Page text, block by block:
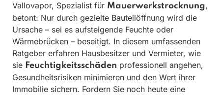
Vallovapor, Spezialist für Mauerwerkstrocknung,
betont: Nur durch gezielte Bauteilöffnung wird die
Ursache – sei es aufsteigende Feuchte oder
Wärmebrücken – beseitigt. In diesem umfassenden
Ratgeber erfahren Hausbesitzer und Vermieter, wie
sie Feuchtigkeitsschäden professionell angehen,
Gesundheitsrisiken minimieren und den Wert ihrer
Immobilie sichern. Fordern Sie noch heute eine